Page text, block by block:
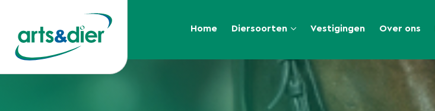
Home Diersoorten Vestigingen Over ons